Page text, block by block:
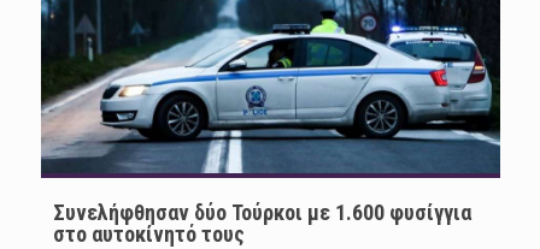
Συνελήφθησαν δύο Τούρκοι με 1.600 φυσίγγια
στο αυτοκίνητό τους